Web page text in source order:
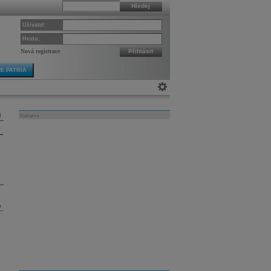
Hledej
Uživatel:
Heslo:
Nová registrace Přihlásit
PATRIA
Reklama